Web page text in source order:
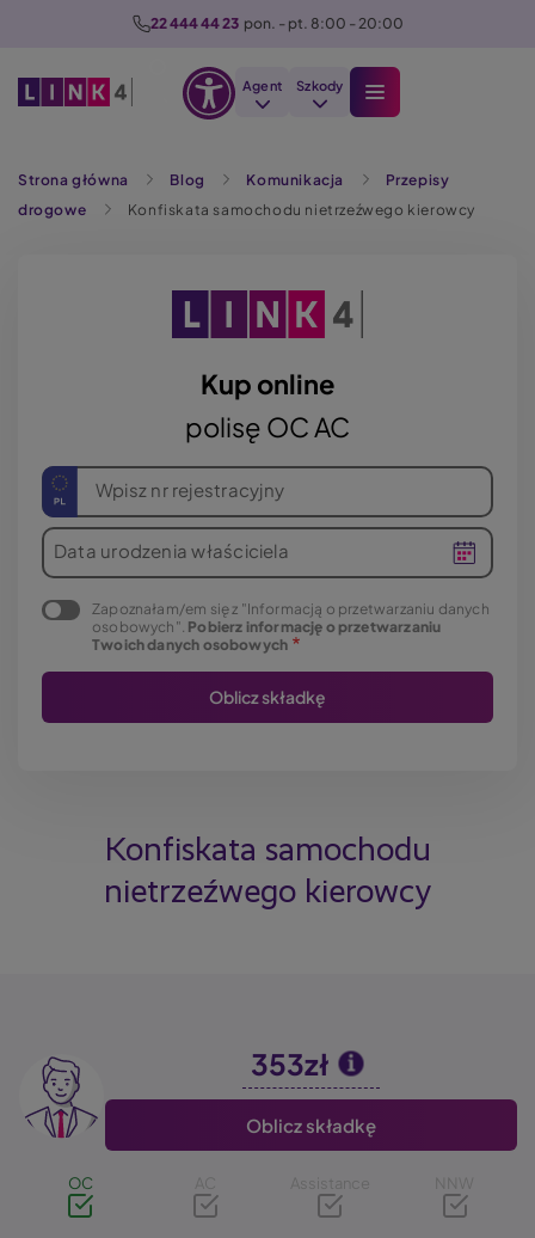
22 444 44 23 pon. - pt. 8:00 - 20:00
Agent Szkody
Strona główna Blog Komunikacja
Przepisy
drogowe
Konfiskata samochodu nietrzeźwego kierowcy
Kup online
polisę OC AC
Wpisz nr rejestracyjny
Data urodzenia właściciela
Zapoznałam/em się z "Informacją o przetwarzaniu danych
osobowych". Pobierz informację o przetwarzaniu
Twoich danych osobowych
Konfiskata samochodu
nietrzeźwego kierowcy
Image 353zł
Oblicz składkę
OC AC Assistance NNW